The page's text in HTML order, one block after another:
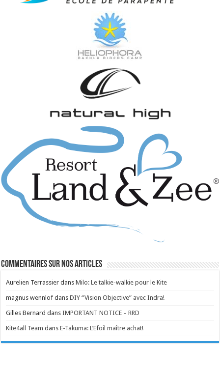
Commentaires sur nos articles
Aurelien Terrassier dansMilo: Le talkie-walkie pour le Kite
magnus wennlof dansDIY “Vision Objective” avec Indra!
Gilles Bernard dansIMPORTANT NOTICE – RRD
Kite4all Team dansE-Takuma: L’Efoil maître achat!